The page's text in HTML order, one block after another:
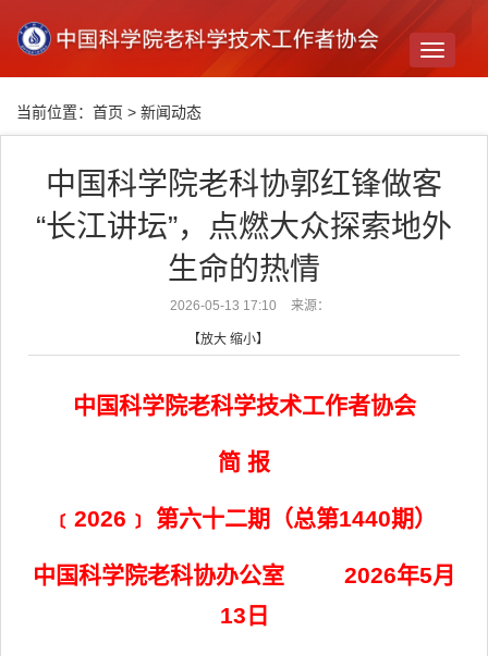
Toggle
当前位置： 首页 > 新闻动态
中国科学院老科协郭红锋做客
“长江讲坛”，点燃大众探索地外
生命的热情
2026-05-13 17:10 来源：
【放大 缩小】
中国科学院老科学技术工作者协会
简 报
﹝2026﹞ 第六十二期（总第1440期）
中国科学院老科协办公室 2026年5月
13日